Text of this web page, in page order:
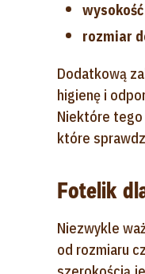
rozmiar
Dodatkową
higienę i
Niektóre tego
które
Fotelik
Niezwykle
od rozmiaru